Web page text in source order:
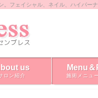
。フェイシャル、ネイル、ハイパー
us
ロン紹介
Menu
施術メニュ